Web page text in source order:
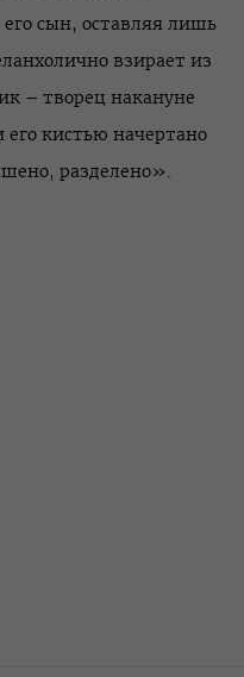
сын, оставляя лишь
взирает из
– творец накануне
кистью начертано
разделено».